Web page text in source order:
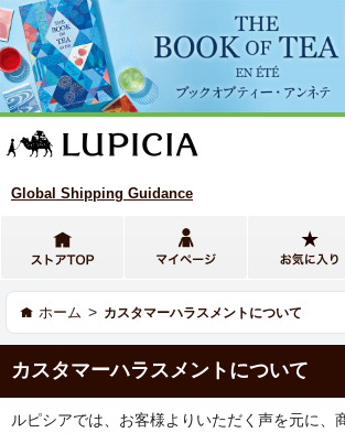
Global Shipping Guidance
ホーム > カスタマーハラスメントについて
カスタマーハラスメントについて
ルピシアでは、お客様よりいただく声を元に、